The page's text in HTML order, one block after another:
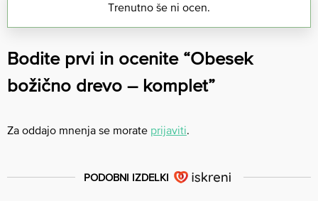
Trenutno še ni ocen.
Bodite prvi in ocenite “Obesek
božično drevo – komplet”
Za oddajo mnenja se morate prijaviti.
PODOBNI IZDELKI